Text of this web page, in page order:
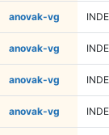
anovak-vg
anovak-vg
anovak-vg
anovak-vg